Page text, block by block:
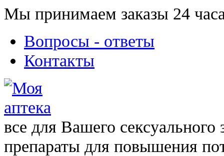
Мы принимаем заказы 24
Вопросы - ответы
Контакты
все для Вашего сексуального
препараты для повышения